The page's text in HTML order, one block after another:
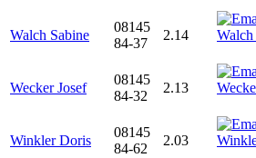
Walch Sabine
08145
84-37
2.14
Wecker Josef
08145
84-32
2.13
Winkler Doris
08145
84-62
2.03